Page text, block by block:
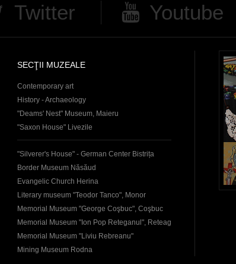
Twitter Youtube
SECŢII MUZEALE
Contemporary art
History - Archaeology
"Deams' Nest" Museum, Maieru
"Saxon House" Livezile
"Silverer's House" - German Center Bistrița
Border Museum Năsăud
Evangelic Church Herina
Literary museum "Teodor Tanco", Monor
Memorial Museum "George Coşbuc", Coşbuc
Memorial Museum "Ion Pop Reteganul", Reteag
Memorial Museum "Liviu Rebreanu"
Mining Museum Rodna